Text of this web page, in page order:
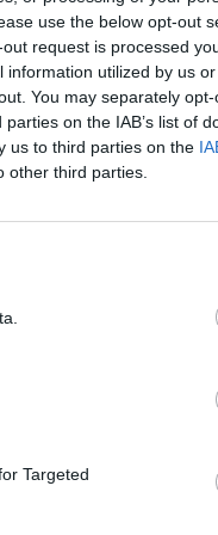
use the below opt-out
request is processed
utilized by us
You may separately
on the IAB’s list of
us to third parties on the
other third parties.
Targeted
hogy rá
a két szó egészen
az Egyesült
felügyelete alatt
sem váratlan,
csúcstalálkozóját Dél-
találkozókat
melynek olvasása